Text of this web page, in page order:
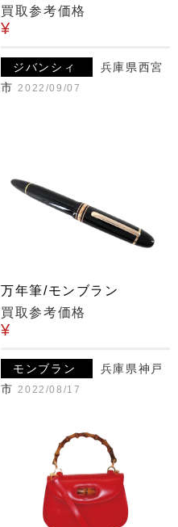
買取参考価格
¥
ジバンシィ
兵庫県西宮
市 2022/09/07
万年筆/モンブラン
買取参考価格
¥
モンブラン
兵庫県神戸
市 2022/08/17